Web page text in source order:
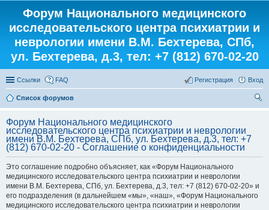
Форум Национального медицинского
исследовательского центра психиатрии и
неврологии имени В.М. Бехтерева, СПб,
ул. Бехтерева, д.3, тел: +7 (812) 670-02-20
Ссылки FAQ Вход
Регистрация
Список форумов
Форум Национального медицинского
исследовательского центра психиатрии и неврологии
имени В.М. Бехтерева, СПб, ул. Бехтерева, д.3, тел: +7
(812) 670-02-20 - Соглашение о конфиденциальности
Это соглашение подробно объясняет, как «Форум Национального
медицинского исследовательского центра психиатрии и неврологии
имени В.М. Бехтерева, СПб, ул. Бехтерева, д.3, тел: +7 (812) 670-02-20» и
его подразделения (в дальнейшем «мы», «наш», «Форум Национального
медицинского исследовательского центра психиатрии и неврологии